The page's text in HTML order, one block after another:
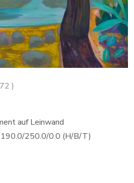
)
auf Leinwand
190.0/250.0/0.0 (H/B/T)